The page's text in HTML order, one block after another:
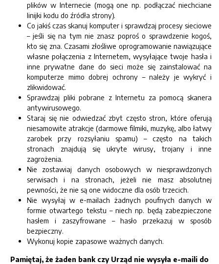
plików w Internecie (mogą one np. podłączać niechciane
linijki kodu do źródła strony).
Co jakiś czas skanuj komputer i sprawdzaj procesy sieciowe
– jeśli się na tym nie znasz poproś o sprawdzenie kogoś,
kto się zna. Czasami złośliwe oprogramowanie nawiązujące
własne połączenia z Internetem, wysyłające twoje hasła i
inne prywatne dane do sieci może się zainstalować na
komputerze mimo dobrej ochrony – należy je wykryć i
zlikwidować.
Sprawdzaj pliki pobrane z Internetu za pomocą skanera
antywirusowego.
Staraj się nie odwiedzać zbyt często stron, które oferują
niesamowite atrakcje (darmowe filmiki, muzykę, albo łatwy
zarobek przy rozsyłaniu spamu) – często na takich
stronach znajdują się ukryte wirusy, trojany i inne
zagrożenia.
Nie zostawiaj danych osobowych w niesprawdzonych
serwisach i na stronach, jeżeli nie masz absolutnej
pewności, że nie są one widoczne dla osób trzecich.
Nie wysyłaj w e-mailach żadnych poufnych danych w
formie otwartego tekstu – niech np. będą zabezpieczone
hasłem i zaszyfrowane – hasło przekazuj w sposób
bezpieczny.
Wykonuj kopie zapasowe ważnych danych.
Pamiętaj, że żaden bank czy Urząd nie wysyła e-maili do